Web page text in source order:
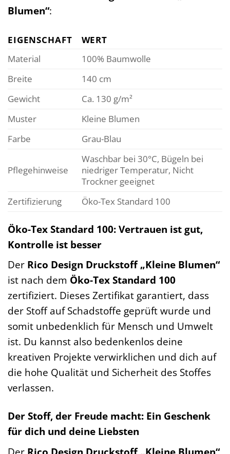
Blumen“:
EIGENSCHAFT
WERT
Material
100% Baumwolle
Breite
140 cm
Gewicht
Ca. 130 g/m²
Muster
Kleine Blumen
Farbe
Grau-Blau
Pflegehinweise
Waschbar bei 30°C, Bügeln bei
niedriger Temperatur, Nicht
Trockner geeignet
Zertifizierung
Öko-Tex Standard 100
Öko-Tex Standard 100: Vertrauen ist gut,
Kontrolle ist besser
Der Rico Design Druckstoff „Kleine Blumen“
ist nach dem Öko-Tex Standard 100
zertifiziert. Dieses Zertifikat garantiert, dass
der Stoff auf Schadstoffe geprüft wurde und
somit unbedenklich für Mensch und Umwelt
ist. Du kannst also bedenkenlos deine
kreativen Projekte verwirklichen und dich auf
die hohe Qualität und Sicherheit des Stoffes
verlassen.
Der Stoff, der Freude macht: Ein Geschenk
für dich und deine Liebsten